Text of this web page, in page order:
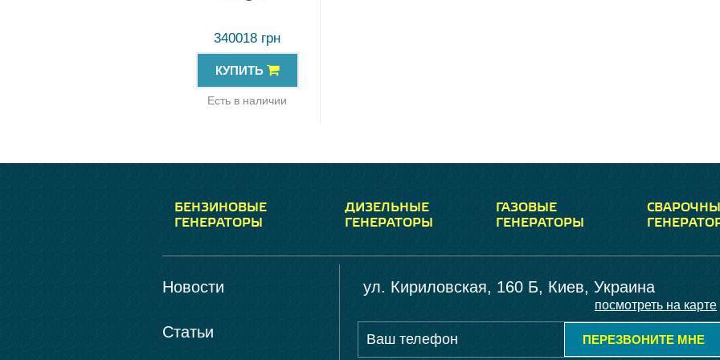
340018 грн
КУПИТЬ
Есть в наличии
БЕНЗИНОВЫЕ
ГЕНЕРАТОРЫ
ДИЗЕЛЬНЫЕ
ГЕНЕРАТОРЫ
ГАЗОВЫЕ
ГЕНЕРАТОРЫ
Новости
Статьи
ул. Кириловская, 160 Б, Киев, Украина
посмотреть на карте
ПЕРЕЗВОНИТЕ МНЕ